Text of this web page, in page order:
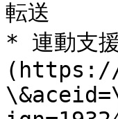
転送
* 連動支
(https://